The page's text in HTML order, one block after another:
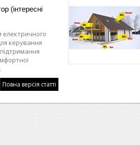
(інтересні
електричного
керування
Повна версія статті